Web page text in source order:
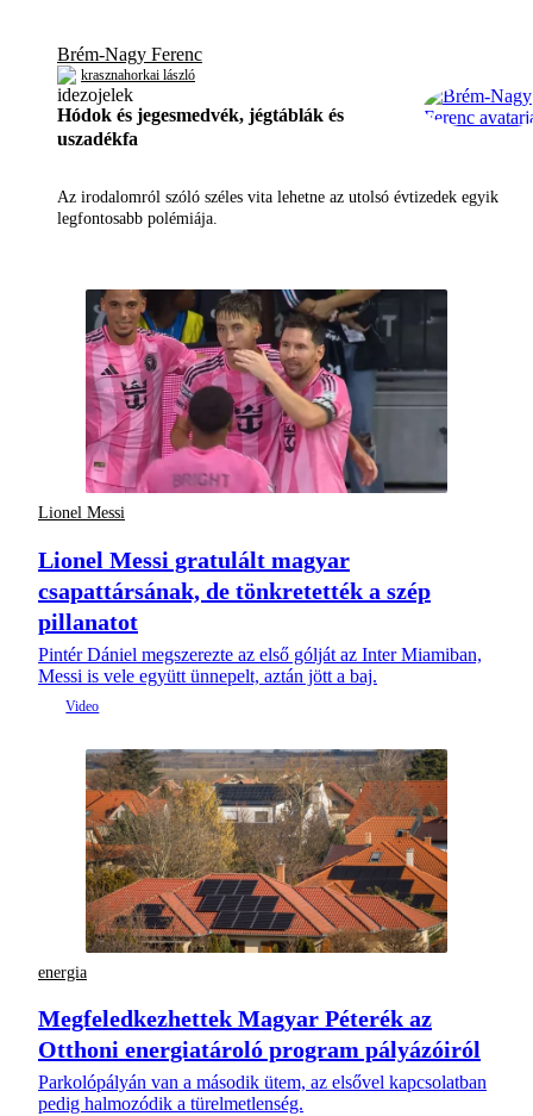
Brém-Nagy Ferenc
krasznahorkai lászló
Hódok és jegesmedvék, jégtáblák és
uszadékfa
Az irodalomról szóló széles vita lehetne az utolsó évtizedek egyik
legfontosabb polémiája.
Lionel Messi
Lionel Messi gratulált magyar
csapattársának, de tönkretették a szép
pillanatot
Pintér Dániel megszerezte az első gólját az Inter Miamiban,
Messi is vele együtt ünnepelt, aztán jött a baj.
energia
Megfeledkezhettek Magyar Péterék az
Otthoni energiatároló program pályázóiról
Parkolópályán van a második ütem, az elsővel kapcsolatban
pedig halmozódik a türelmetlenség.